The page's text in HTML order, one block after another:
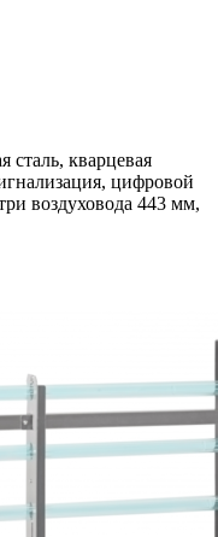
кварцевая
цифровой
воздуховода 443 мм,